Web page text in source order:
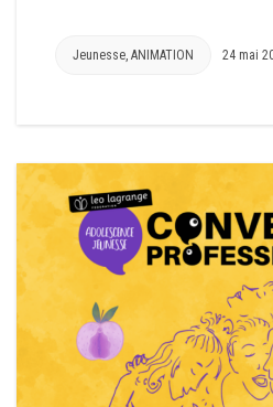
Jeunesse, ANIMATION 24 mai